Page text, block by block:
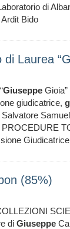
di
Bido
Laurea
Giuseppe
giudicatrice,
(85%)
di Giuseppe